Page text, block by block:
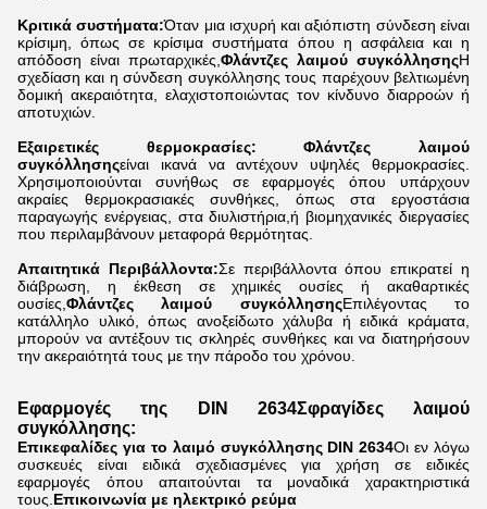
Κριτικά συστήματα:Όταν μια ισχυρή και αξιόπιστη σύνδεση είναι
κρίσιμη, όπως σε κρίσιμα συστήματα όπου η ασφάλεια και η
απόδοση είναι πρωταρχικές, Φλάντζες λαιμού συγκόλλησηςΗ
σχεδίαση και η σύνδεση συγκόλλησης τους παρέχουν βελτιωμένη
δομική ακεραιότητα, ελαχιστοποιώντας τον κίνδυνο διαρροών ή
αποτυχιών.
Εξαιρετικές θερμοκρασίες: Φλάντζες λαιμού
συγκόλλησηςείναι ικανά να αντέχουν υψηλές θερμοκρασίες.
Χρησιμοποιούνται συνήθως σε εφαρμογές όπου υπάρχουν
ακραίες θερμοκρασιακές συνθήκες, όπως στα εργοστάσια
παραγωγής ενέργειας, στα διυλιστήρια,ή βιομηχανικές διεργασίες
που περιλαμβάνουν μεταφορά θερμότητας.
Απαιτητικά Περιβάλλοντα:Σε περιβάλλοντα όπου επικρατεί η
διάβρωση, η έκθεση σε χημικές ουσίες ή ακαθαρτικές
ουσίες, Φλάντζες λαιμού συγκόλλησηςΕπιλέγοντας το
κατάλληλο υλικό, όπως ανοξείδωτο χάλυβα ή ειδικά κράματα,
μπορούν να αντέξουν τις σκληρές συνθήκες και να διατηρήσουν
την ακεραιότητά τους με την πάροδο του χρόνου.
Εφαρμογές της DIN 2634Σφραγίδες λαιμού
συγκόλλησης:
Επικεφαλίδες για το λαιμό συγκόλλησης DIN 2634Οι εν λόγω
συσκευές είναι ειδικά σχεδιασμένες για χρήση σε ειδικές
εφαρμογές όπου απαιτούνται τα μοναδικά χαρακτηριστικά
τους. Επικοινωνία με ηλεκτρικό ρεύμα